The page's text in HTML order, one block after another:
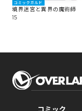
コミックガルド
境界迷宮と異界の魔術師
15